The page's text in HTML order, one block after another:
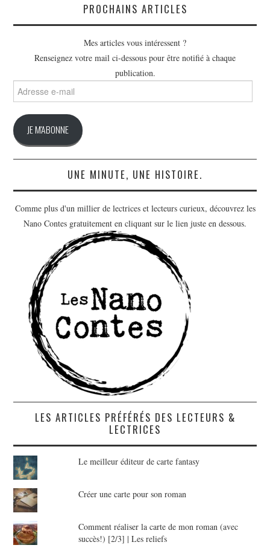
PROCHAINS ARTICLES
Mes articles vous intéressent ?
Renseignez votre mail ci-dessous pour être notifié à chaque
publication.
e-
JE M'ABONNE
UNE MINUTE, UNE HISTOIRE.
Comme plus d'un millier de lectrices et lecteurs curieux, découvrez les
Nano Contes gratuitement en cliquant sur le lien juste en dessous.
LES ARTICLES PRÉFÉRÉS DES LECTEURS &
LECTRICES
Le meilleur éditeur de carte fantasy
Créer une carte pour son roman
Comment réaliser la carte de mon roman (avec
succès!) [2/3] | Les reliefs